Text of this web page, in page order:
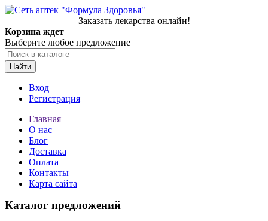
Заказать лекарства онлайн!
Корзина ждет
Выберите любое предложение
Найти
Вход
Регистрация
Главная
О нас
Блог
Доставка
Оплата
Контакты
Карта сайта
Каталог предложений